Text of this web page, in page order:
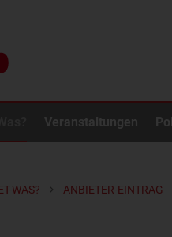
Veranstaltungen
WAS? ANBIETER-EINTRAG